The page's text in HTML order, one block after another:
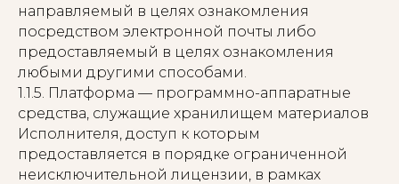
направляемый в целях ознакомления
посредством электронной почты либо
предоставляемый в целях ознакомления
любыми другими способами.
1.1.5. Платформа — программно-аппаратные
средства, служащие хранилищем материалов
Исполнителя, доступ к которым
предоставляется в порядке ограниченной
неисключительной лицензии, в рамках